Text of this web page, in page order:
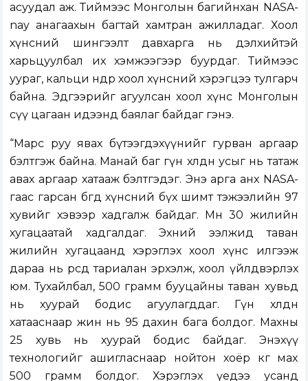
асуудал аж. Тиймээс Монголын багийнхан NASA-
nay анагаахын багтай хамтран ажилладаг. Хоол
хүнсний шингээлт давхарга нь дэлхийтэй
харьцуулбал их хэмжээгээр буурдаг. Тиймээс
уураг, кальци өндөр хоол хүнсний хэрэгцээ тулгарч
байна. Эдгээрийг агуулсан хоол хүнс Монголын
сүү цагаан идээнд баялаг байдаг гэнэ.
“Марс руу явах бүтээгдэхүүнийг гурван аргаар
бэлтгэж байна. Манай баг гүн хөлдөөн усыг нь татаж
авах аргаар хатааж бэлтгэдэг. Энэ арга анх NASA-
гаас гарсан бөгөөд хүнсний бүх шимт тэжээлийн 97
хувийг хэвээр хадгалж байдаг. Мөн 30 жилийн
хугацаатай хадгалдаг. Эхний ээлжид таван
жилийн хугацаанд хэрэглэх хоол хүнс илгээж
дараа нь өөрсдөө тариалан эрхэлж, хоол үйлдвэрлэх
юм. Тухайлбал, 500 грамм бууцайны таван хувьд
нь хуурай бодис агуулагддаг. Гүн хөлдөөн
хатааснаар жин нь 95 дахин бага болдог. Махны
25 хувь нь хуурай бодис байдаг. Энэхүү
технологийг ашигласнаар нойтон хоёр кг мах
500 грамм болдог. Хэрэглэх үедээ усанд